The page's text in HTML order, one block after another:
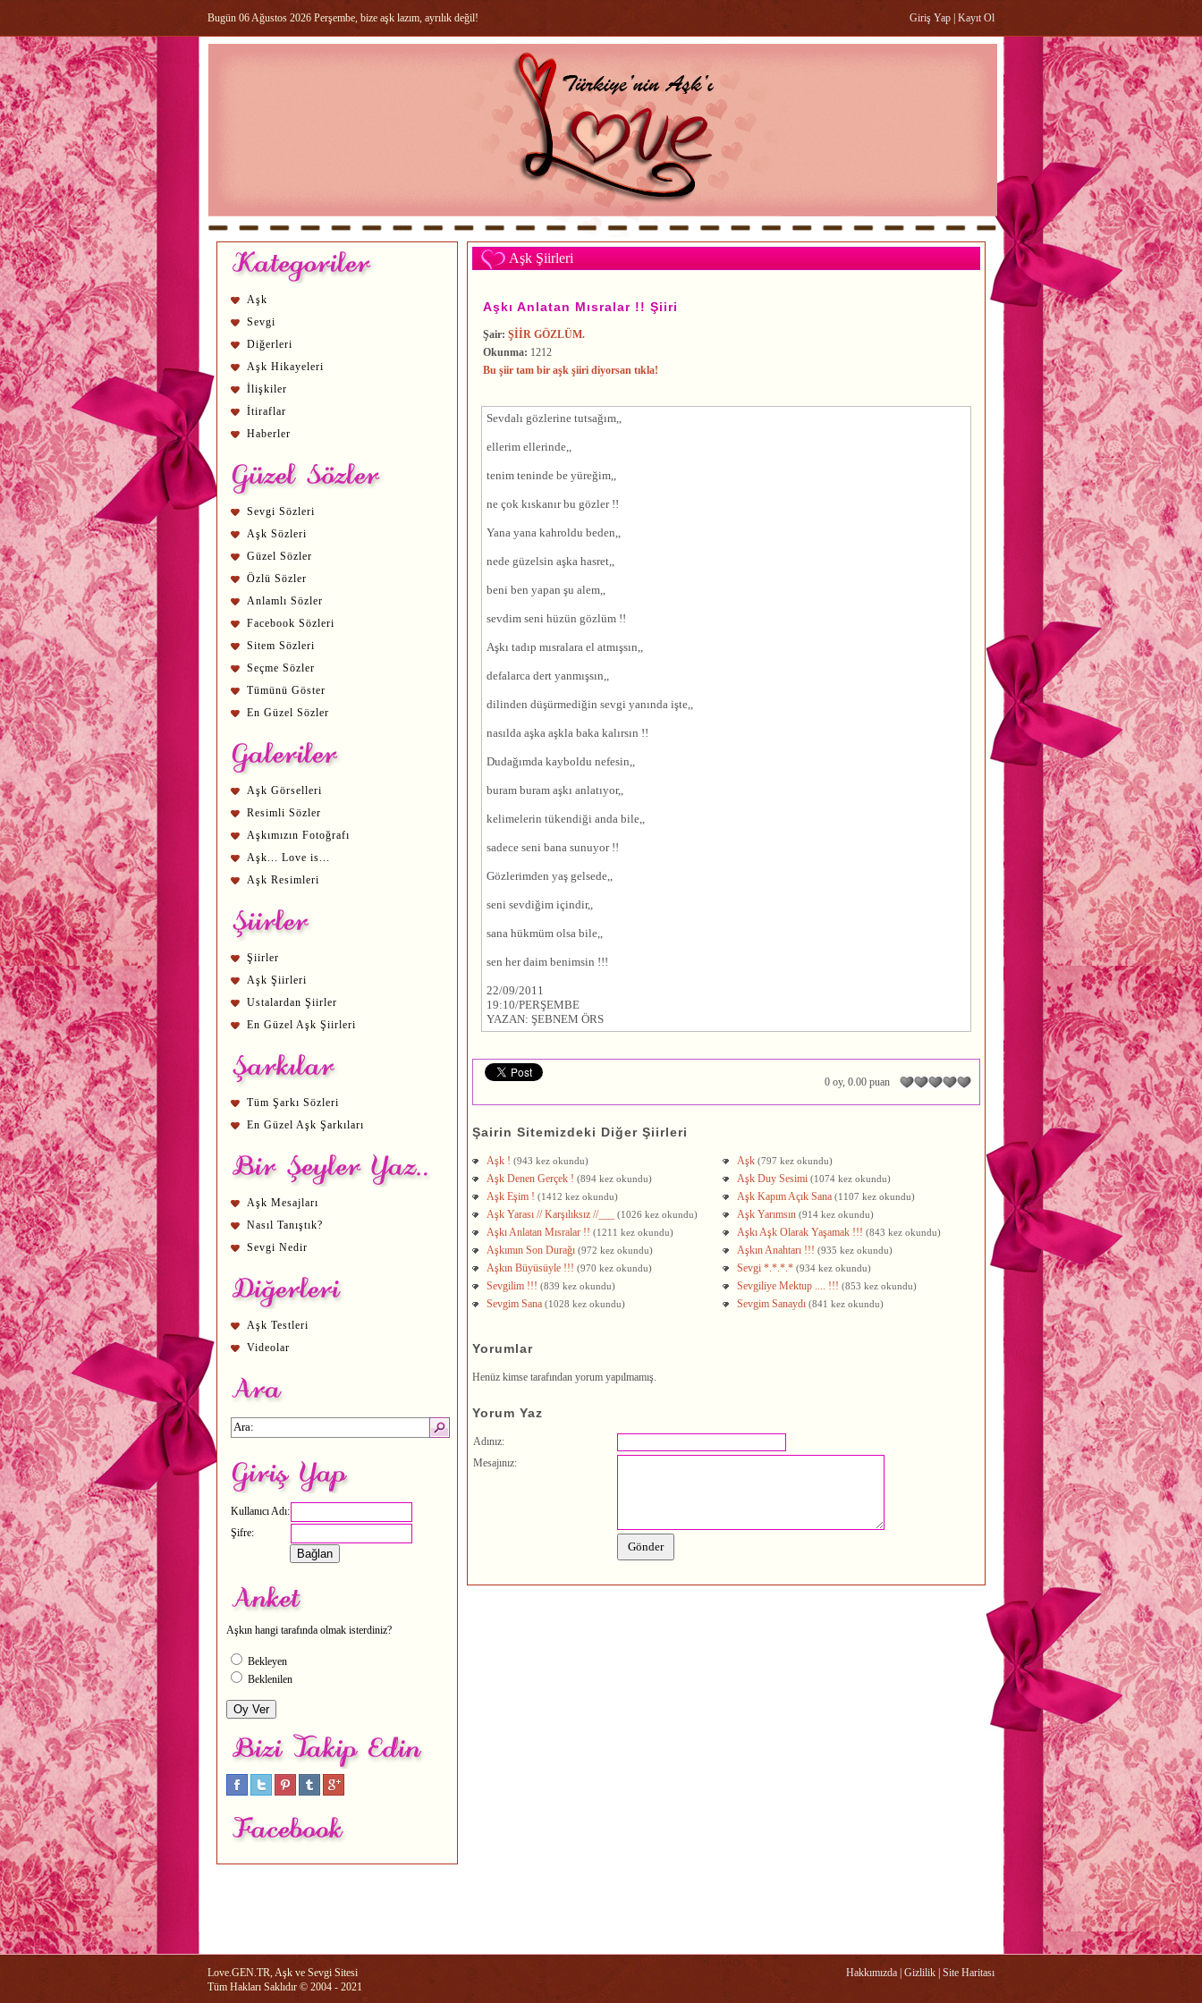
Bugün 06 Ağustos 2026 Perşembe, bize aşk lazım, ayrılık değil! Giriş Yap Kayıt Ol
Aşk
Sevgi
Diğerleri
Aşk Hikayeleri
İlişkiler
İtiraflar
Haberler
Sevgi Sözleri
Aşk Sözleri
Güzel Sözler
Özlü Sözler
Anlamlı Sözler
Facebook Sözleri
Sitem Sözleri
Seçme Sözler
Tümünü Göster
En Güzel Sözler
Aşk Görselleri
Resimli Sözler
Aşkımızın Fotoğrafı
Aşk... Love is...
Aşk Resimleri
Şiirler
Aşk Şiirleri
Ustalardan Şiirler
En Güzel Aşk Şiirleri
Tüm Şarkı Sözleri
En Güzel Aşk Şarkıları
Aşk Mesajları
Nasıl Tanıştık?
Sevgi Nedir
Aşk Testleri
Videolar
Kullanıcı Adı:
Şifre:
Aşkın hangi tarafında olmak isterdiniz?
Bekleyen
Beklenilen
Aşk Şiirleri
Aşkı Anlatan Mısralar !! Şiiri
Şair: ŞİİR GÖZLÜM.
Okunma: 1212
Bu şiir tam bir aşk şiiri diyorsan tıkla!
Sevdalı gözlerine tutsağım,,
ellerim ellerinde,,
tenim teninde be yüreğim,,
ne çok kıskanır bu gözler !!
Yana yana kahroldu beden,,
nede güzelsin aşka hasret,,
beni ben yapan şu alem,,
sevdim seni hüzün gözlüm !!
Aşkı tadıp mısralara el atmışsın,,
defalarca dert yanmışsın,,
dilinden düşürmediğin sevgi yanında işte,,
nasılda aşka aşkla baka kalırsın !!
Dudağımda kayboldu nefesin,,
buram buram aşkı anlatıyor,,
kelimelerin tükendiği anda bile,,
sadece seni bana sunuyor !!
Gözlerimden yaş gelsede,,
seni sevdiğim içindir,,
sana hükmüm olsa bile,,
sen her daim benimsin !!!
22/09/2011
19:10/PERŞEMBE
YAZAN: ŞEBNEM ÖRS
0 oy, 0.00 puan
Şairin Sitemizdeki Diğer Şiirleri
Aşk ! (943 kez okundu) Aşk (797 kez okundu)
Aşk Denen Gerçek ! (894 kez okundu) Aşk Duy Sesimi (1074 kez okundu)
Aşk Eşim ! (1412 kez okundu) Aşk Kapım Açık Sana (1107 kez okundu)
Aşk Yarası // Karşılıksız //___ (1026 kez okundu) Aşk Yarımsın (914 kez okundu)
Aşkı Anlatan Mısralar !! (1211 kez okundu) Aşkı Aşk Olarak Yaşamak !!! (843 kez okundu)
Aşkımın Son Durağı (972 kez okundu) Aşkın Anahtarı !!! (935 kez okundu)
Aşkın Büyüsüyle !!! (970 kez okundu) Sevgi *.*.*.* (934 kez okundu)
Sevgilim !!! (839 kez okundu) Sevgiliye Mektup .... !!! (853 kez okundu)
Sevgim Sana (1028 kez okundu) Sevgim Sanaydı (841 kez okundu)
Yorumlar
Henüz kimse tarafından yorum yapılmamış.
Yorum Yaz
Adınız:
Mesajınız:
Love.GEN.TR, Aşk ve Sevgi Sitesi
Tüm Hakları Saklıdır © 2004 - 2021
Hakkımızda Gizlilik Site Haritası